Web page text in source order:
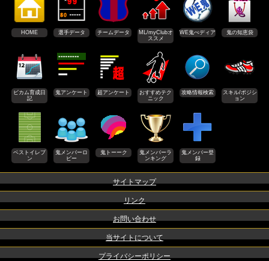
HOME 選手データ チームデータ
ML/myClubオ
ススメ
WE鬼ぺディア 鬼の知恵袋
ビカム育成日
記
鬼アンケート 超アンケート
おすすめテク
ニック
攻略情報検索
スキル/ポジシ
ョン
ベストイレブ
ン
鬼メンバーロ
ビー
鬼トーーク
鬼メンバーラ
ンキング
鬼メンバー登
録
サイトマップ
リンク
お問い合わせ
当サイトについて
プライバシーポリシー